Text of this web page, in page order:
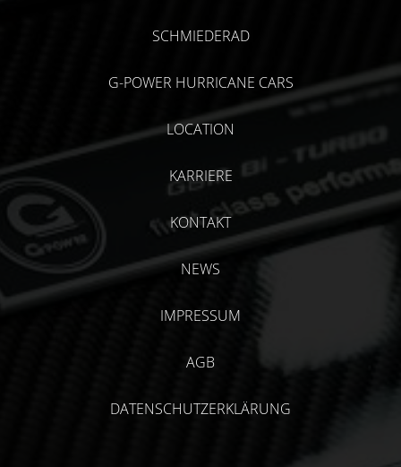
SCHMIEDERAD
G-POWER HURRICANE CARS
LOCATION
KARRIERE
KONTAKT
NEWS
IMPRESSUM
AGB
DATENSCHUTZERKLÄRUNG